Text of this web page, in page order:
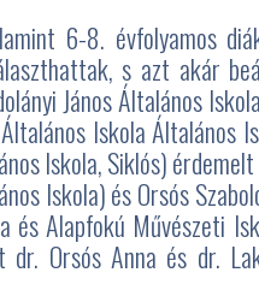
6-8. évfolyamos
s azt akár
János Általános
Iskola Általános
Iskola, Siklós)
Iskola) és Orsós
és Alapfokú Művészeti
Orsós Anna és dr.